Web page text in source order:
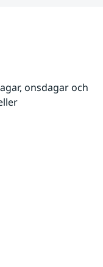
onsdagar och